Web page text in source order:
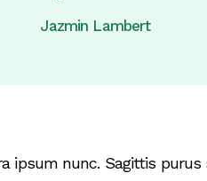
Jazmin Lambert
ipsum nunc. Sagittis